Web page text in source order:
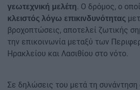
γεωτεχνική μελέτη. Ο δρόμος, ο
κλειστός λόγω επικινδυνότητας
βροχοπτώσεις, αποτελεί ζωτικής
την επικοινωνία μεταξύ των
Ηρακλείου και Λασιθίου στο νότο.
Σε δηλώσεις του μετά τη